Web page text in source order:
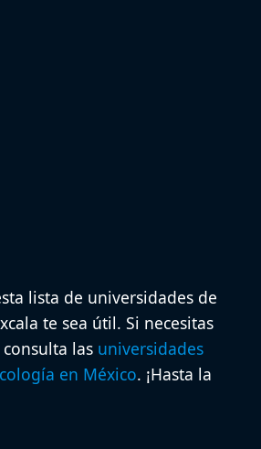
lista de universidades de
te sea útil. Si necesitas
las universidades
en México. ¡Hasta la